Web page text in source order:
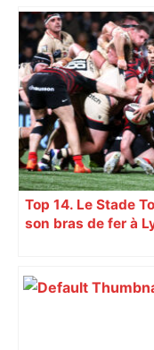
Toulouse : le
métro achevé – Le
Top 14. Le Stade
son bras de fer à